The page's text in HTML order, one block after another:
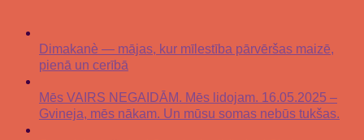
Dimakanè — mājas, kur mīlestība pārvēršas maizē,
pienā un cerībā
Mēs VAIRS NEGAIDĀM. Mēs lidojam. 16.05.2025 –
Gvineja, mēs nākam. Un mūsu somas nebūs tukšas.